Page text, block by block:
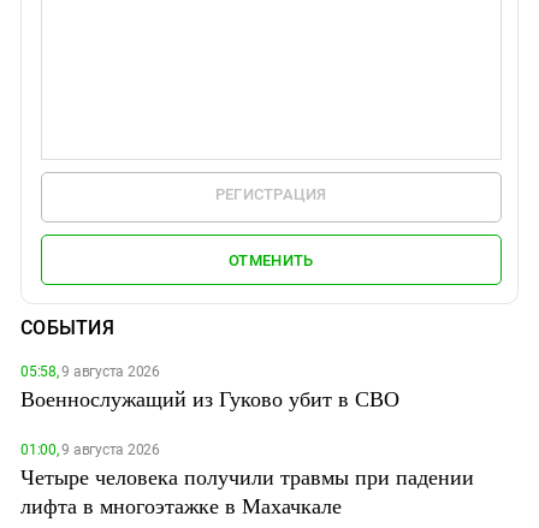
РЕГИСТРАЦИЯ
ОТМЕНИТЬ
СОБЫТИЯ
05:58,9 августа 2026
Военнослужащий из Гуково убит в СВО
01:00,9 августа 2026
Четыре человека получили травмы при падении
лифта в многоэтажке в Махачкале